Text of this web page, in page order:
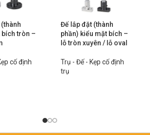
bích tròn –
cố định
Đế lắp đặt (thành
phần) kiểu mặt bích –
lỗ tròn xuyên / lỗ oval
Trụ - Đế - Kẹp cố định
trụ